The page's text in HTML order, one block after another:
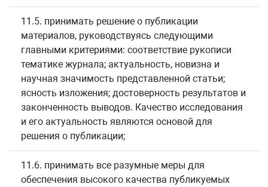
11.5. принимать решение о публикации
материалов, руководствуясь следующими
главными критериями: соответствие рукописи
тематике журнала; актуальность, новизна и
научная значимость представленной статьи;
ясность изложения; достоверность результатов и
законченность выводов. Качество исследования
и его актуальность являются основой для
решения о публикации;
11.6. принимать все разумные меры для
обеспечения высокого качества публикуемых